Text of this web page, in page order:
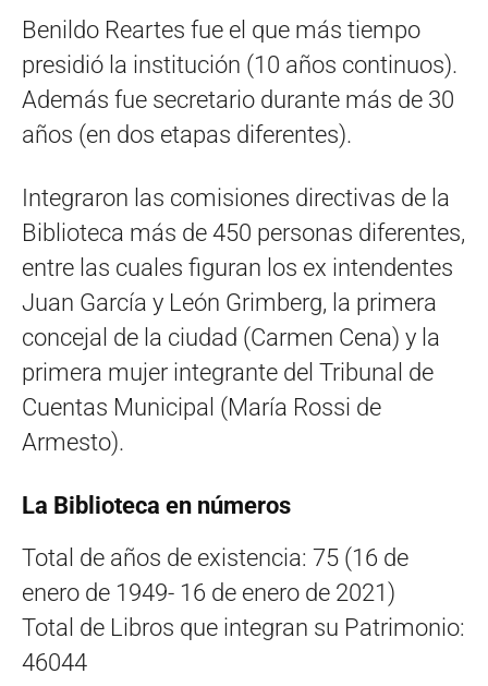
Benildo Reartes fue el que más tiempo
presidió la institución (10 años continuos).
Además fue secretario durante más de 30
años (en dos etapas diferentes).
Integraron las comisiones directivas de la
Biblioteca más de 450 personas diferentes,
entre las cuales figuran los ex intendentes
Juan García y León Grimberg, la primera
concejal de la ciudad (Carmen Cena) y la
primera mujer integrante del Tribunal de
Cuentas Municipal (María Rossi de
Armesto).
La Biblioteca en números
Total de años de existencia: 75 (16 de
enero de 1949- 16 de enero de 2021)
Total de Libros que integran su Patrimonio:
46044